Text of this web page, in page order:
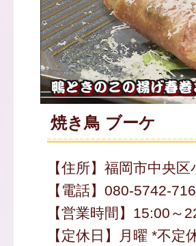
焼き鳥 ブーケ
【住所】福岡市中央
【電話】080-5742-
【営業時間】15:00～
【定休日】月曜 *不定